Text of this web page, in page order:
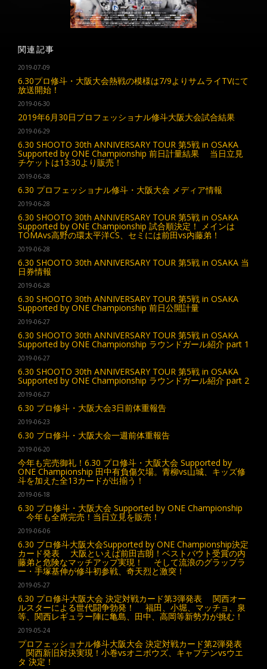
関連記事
2019-07-09
6.30プロ修斗・大阪大会熱戦の模様は7/9よりサムライTVにて
放送開始！
2019-06-30
2019年6月30日プロフェッショナル修斗大阪大会試合結果
2019-06-29
6.30 SHOOTO 30th ANNIVERSARY TOUR 第5戦 in OSAKA
Supported by ONE Championship 前日計量結果 当日立見
チケットは13:30より販売！
2019-06-28
6.30 プロフェッショナル修斗・大阪大会 メディア情報
2019-06-28
6.30 SHOOTO 30th ANNIVERSARY TOUR 第5戦 in OSAKA
Supported by ONE Championship 試合順決定！ メインは
TOMAvs高野の環太平洋CS、セミには前田vs内藤弟！
2019-06-28
6.30 SHOOTO 30th ANNIVERSARY TOUR 第5戦 in OSAKA 当
日券情報
2019-06-28
6.30 SHOOTO 30th ANNIVERSARY TOUR 第5戦 in OSAKA
Supported by ONE Championship 前日公開計量
2019-06-27
6.30 SHOOTO 30th ANNIVERSARY TOUR 第5戦 in OSAKA
Supported by ONE Championship ラウンドガール紹介 part 1
2019-06-27
6.30 SHOOTO 30th ANNIVERSARY TOUR 第5戦 in OSAKA
Supported by ONE Championship ラウンドガール紹介 part 2
2019-06-27
6.30 プロ修斗・大阪大会3日前体重報告
2019-06-23
6.30 プロ修斗・大阪大会一週前体重報告
2019-06-20
今年も完売御礼！6.30 プロ修斗・大阪大会 Supported by
ONE Championship 田中有負傷欠場。青柳vs山城、キッズ修
斗を加えた全13カードが出揃う！
2019-06-18
6.30 プロ修斗・大阪大会 Supported by ONE Championship
今年も全席完売！当日立見を販売！
2019-06-06
6.30 プロ修斗大阪大会Supported by ONE Championship決定
カード発表 大阪といえば前田吉朗！ベストバウト受賞の内
藤弟と危険なマッチアップ実現！ そして流浪のグラップラ
ー・手塚基伸が修斗初参戦、奇天烈と激突！
2019-05-27
6.30 プロ修斗大阪大会 決定対戦カード第3弾発表 関西オー
ルスターによる世代闘争勃発！ 福田、小堀、マッチョ、泉
等、関西レギュラー陣に亀島、田中、高岡等新勢力が挑む！
2019-05-24
プロフェッショナル修斗大阪大会 決定対戦カード第2弾発表
関西新旧対決実現！小巻vsオニボウズ、キャプテンvsウエ
タ 決定！